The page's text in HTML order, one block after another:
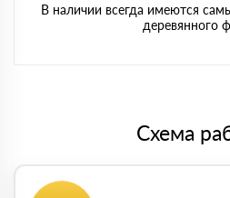
В наличии всегда имеются
деревянного
Схема